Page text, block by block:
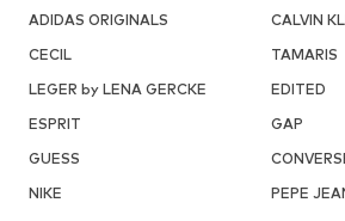
ADIDAS ORIGINALS
CALVIN
CECIL
TAMARIS
LEGER by LENA GERCKE
EDITED
ESPRIT
GAP
GUESS
NIKE
PEPE